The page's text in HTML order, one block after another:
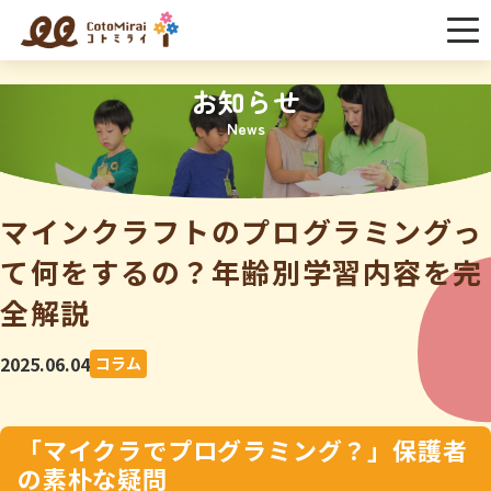
お知らせ
News
マインクラフトのプログラミングっ
て何をするの？年齢別学習内容を完
全解説
2025.06.04 コラム
「マイクラでプログラミング？」保護者
の素朴な疑問